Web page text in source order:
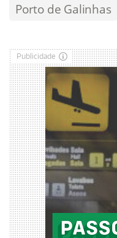
Porto de Galinhas
Publicidade